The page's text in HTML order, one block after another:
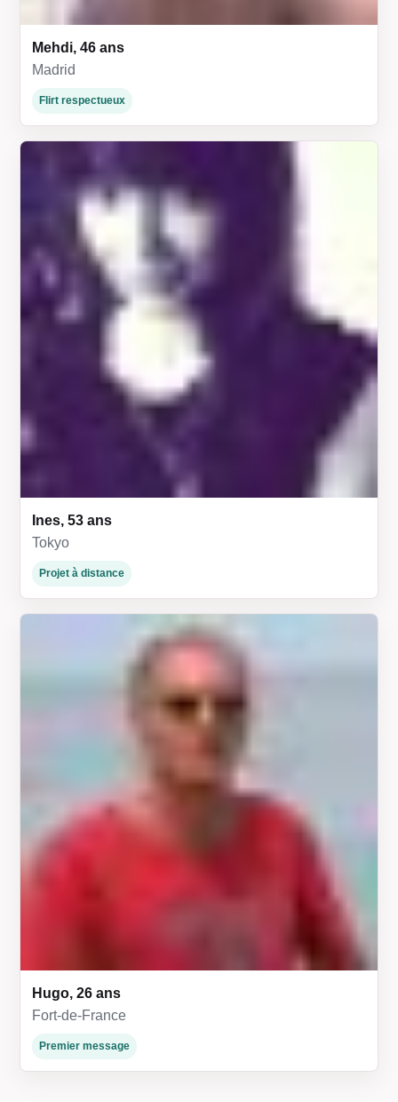
Mehdi, 46 ans
Madrid
Flirt respectueux
Ines, 53 ans
Tokyo
Projet à distance
Hugo, 26 ans
Fort-de-France
Premier message